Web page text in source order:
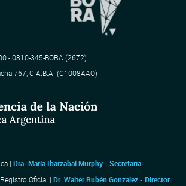
- 0810-345-BORA (2672)
767, C.A.B.A. (C1008AAO)
| Dra. María Ibarzabal Murphy - Secretaria
Oficial | Dr. Walter Rubén Gonzalez - Director